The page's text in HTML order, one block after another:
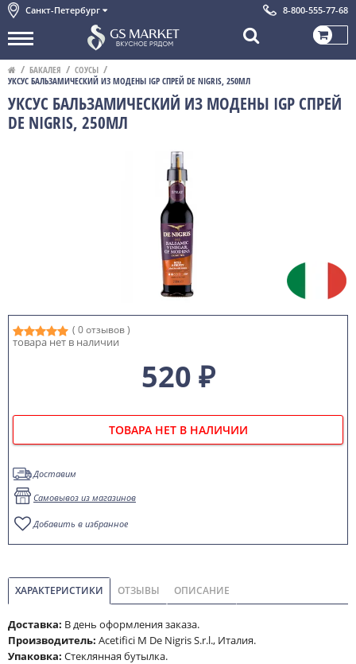
Санкт-Петербург 8-800-555-77-68
БАКАЛЕЯ
СОУСЫ
УКСУС БАЛЬЗАМИЧЕСКИЙ ИЗ МОДЕНЫ IGP СПРЕЙ DE NIGRIS, 250МЛ
УКСУС БАЛЬЗАМИЧЕСКИЙ ИЗ МОДЕНЫ IGP СПРЕЙ
DE NIGRIS, 250МЛ
( 0 отзывов )
товара нет в наличии
520 ₽
ТОВАРА НЕТ В НАЛИЧИИ
Доставим
Самовывоз из магазинов
Добавить в избранное
ХАРАКТЕРИСТИКИ ОТЗЫВЫ ОПИСАНИЕ
Доставка: В день оформления заказа.
Производитель: Acetifici M De Nigris S.r.l., Италия.
Упаковка: Стеклянная бутылка.